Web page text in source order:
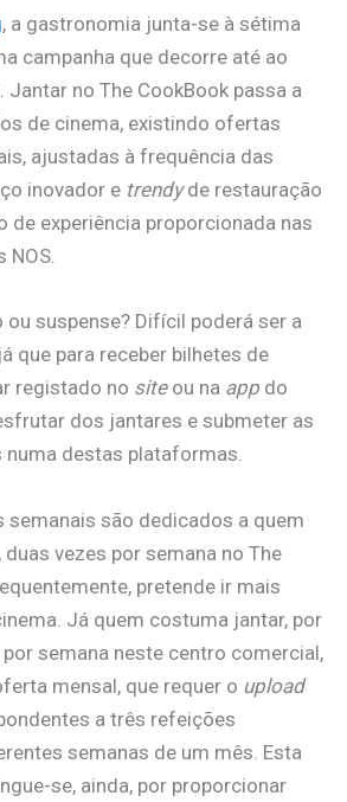
, a gastronomia junta-se à sétima
campanha que decorre até ao
Jantar no The CookBook passa a
de cinema, existindo ofertas
ajustadas à frequência das
inovador e trendyde restauração
de experiência proporcionada nas
NOS.
suspense? Difícil poderá ser a
que para receber bilhetes de
registado no siteou na app do
dos jantares e submeter as
destas plataformas.
semanais são dedicados a quem
duas vezes por semana no The
pretende ir mais
Já quem costuma jantar, por
por semana neste centro comercial,
mensal, que requer o upload
a três refeições
semanas de um mês. Esta
se, ainda, por proporcionar